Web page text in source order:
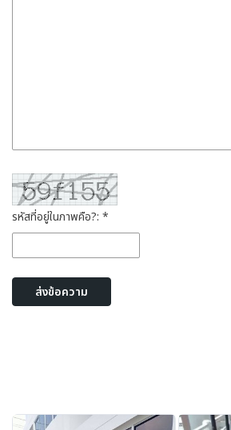
รหัสที่อยู่ในภาพคือ?: *
ส่งข้อความ